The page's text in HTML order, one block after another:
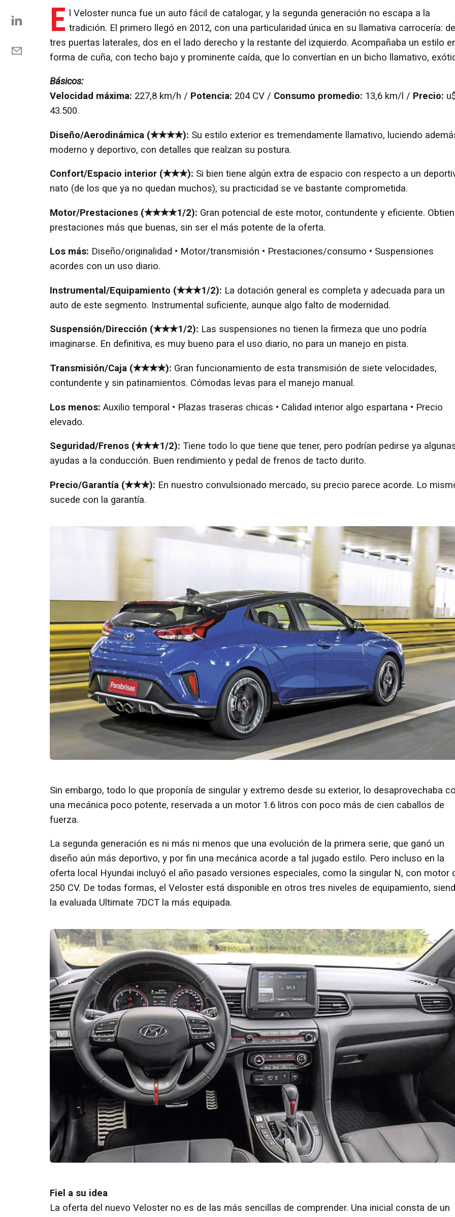
E l Veloster nunca fue un auto fácil de catalogar, y la segunda generación no escapa a la
tradición. El primero llegó en 2012, con una particularidad única en su llamativa carrocería: de
tres puertas laterales, dos en el lado derecho y la restante del izquierdo. Acompañaba un estilo
forma de cuña, con techo bajo y prominente caída, que lo convertían en un bicho llamativo,
Básicos:
Velocidad máxima: 227,8 km/h / Potencia: 204 CV / Consumo promedio: 13,6 km/l / Precio:
43.500
Diseño/Aerodinámica (✭✭✭✭): Su estilo exterior es tremendamente llamativo, luciendo
moderno y deportivo, con detalles que realzan su postura.
Confort/Espacio interior (✭✭✭): Si bien tiene algún extra de espacio con respecto a un
nato (de los que ya no quedan muchos), su practicidad se ve bastante comprometida.
Motor/Prestaciones (✭✭✭✭1/2): Gran potencial de este motor, contundente y eficiente.
prestaciones más que buenas, sin ser el más potente de la oferta.
Los más: Diseño/originalidad • Motor/transmisión • Prestaciones/consumo • Suspensiones
acordes con un uso diario.
Instrumental/Equipamiento (✭✭✭1/2): La dotación general es completa y adecuada para un
auto de este segmento. Instrumental suficiente, aunque algo falto de modernidad.
Suspensión/Dirección (✭✭✭1/2): Las suspensiones no tienen la firmeza que uno podría
imaginarse. En definitiva, es muy bueno para el uso diario, no para un manejo en pista.
Transmisión/Caja (✭✭✭✭): Gran funcionamiento de esta transmisión de siete velocidades,
contundente y sin patinamientos. Cómodas levas para el manejo manual.
Los menos: Auxilio temporal • Plazas traseras chicas • Calidad interior algo espartana • Precio
elevado.
Seguridad/Frenos (✭✭✭1/2): Tiene todo lo que tiene que tener, pero podrían pedirse ya
ayudas a la conducción. Buen rendimiento y pedal de frenos de tacto durito.
Precio/Garantía (✭✭✭): En nuestro convulsionado mercado, su precio parece acorde. Lo
sucede con la garantía.
Sin embargo, todo lo que proponía de singular y extremo desde su exterior, lo desaprovechaba
una mecánica poco potente, reservada a un motor 1.6 litros con poco más de cien caballos de
fuerza.
La segunda generación es ni más ni menos que una evolución de la primera serie, que ganó un
diseño aún más deportivo, y por fin una mecánica acorde a tal jugado estilo. Pero incluso en la
oferta local Hyundai incluyó el año pasado versiones especiales, como la singular N, con motor
250 CV. De todas formas, el Veloster está disponible en otros tres niveles de equipamiento,
la evaluada Ultimate 7DCT la más equipada.
Fiel a su idea
La oferta del nuevo Veloster no es de las más sencillas de comprender. Una inicial consta de un